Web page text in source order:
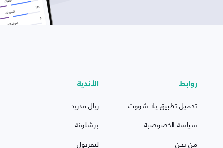
روابط
تحميل تطبيق يلا شووت
سياسة الخصوصية
من نحن
الأندية
ريال مدريد
برشلونة
ليفربول